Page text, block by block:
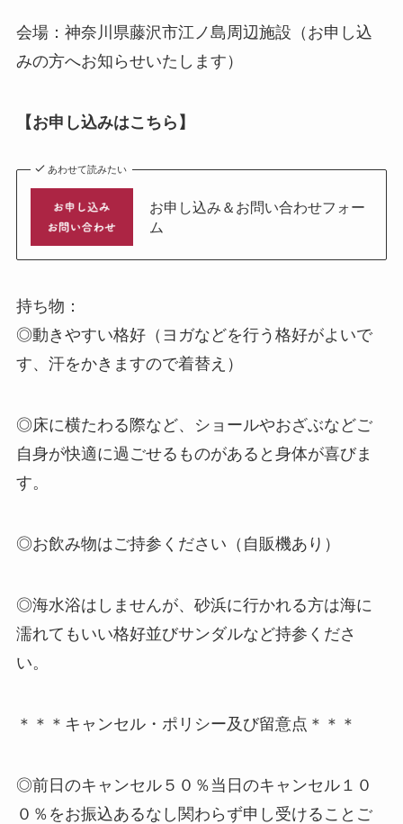
会場：神奈川県藤沢市江ノ島周辺施設（お申し込
みの方へお知らせいたします）
【お申し込みはこちら】
あわせて読みたい
お申し込み＆お問い合わせフォー
ム
持ち物：
◎動きやすい格好（ヨガなどを行う格好がよいで
す、汗をかきますので着替え）
◎床に横たわる際など、ショールやおざぶなどご
自身が快適に過ごせるものがあると身体が喜びま
す。
◎お飲み物はご持参ください（自販機あり）
◎海水浴はしませんが、砂浜に行かれる方は海に
濡れてもいい格好並びサンダルなど持参くださ
い。
＊＊＊キャンセル・ポリシー及び留意点＊＊＊
◎前日のキャンセル５０％当日のキャンセル１０
０％をお振込あるなし関わらず申し受けることご